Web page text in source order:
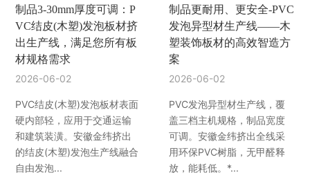
行业新闻
制品3-30mm厚度可调：P
VC结皮(木塑)发泡板材挤
出生产线，满足您所有板
材规格需求
2026-06-02
PVC结皮(木塑)发泡板材表面
硬内部轻，应用于交通运输
和建筑装潢。安徽金纬挤出
的结皮(木塑)发泡生产线融合
自由发泡...
制品更耐用、更安全-PVC
发泡异型材生产线——木
塑装饰板材的高效智造方
案
2026-06-02
PVC发泡异型材生产线，覆
盖三档主机规格，制品宽度
可调。安徽金纬挤出全线采
用环保PVC树脂，无甲醛释
放，能耗低。*...